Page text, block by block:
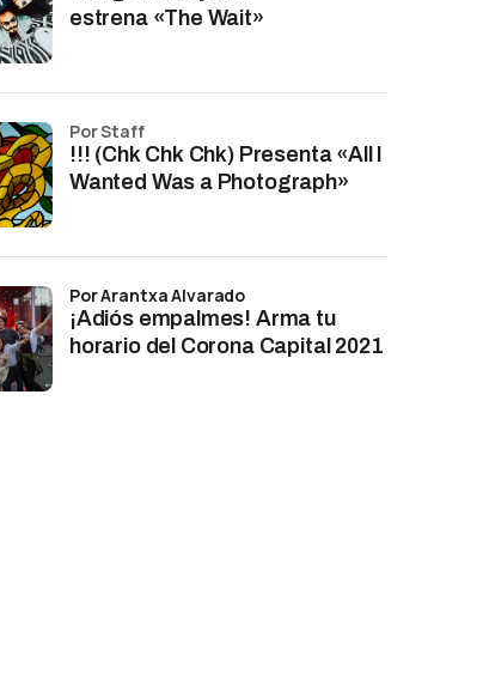
estrena «The Wait»
!!! (Chk Chk Chk) Presenta «All I
Wanted Was a Photograph»
por Staff
¡Adiós empalmes! Arma tu
horario del Corona Capital 2021
por Arantxa Alvarado